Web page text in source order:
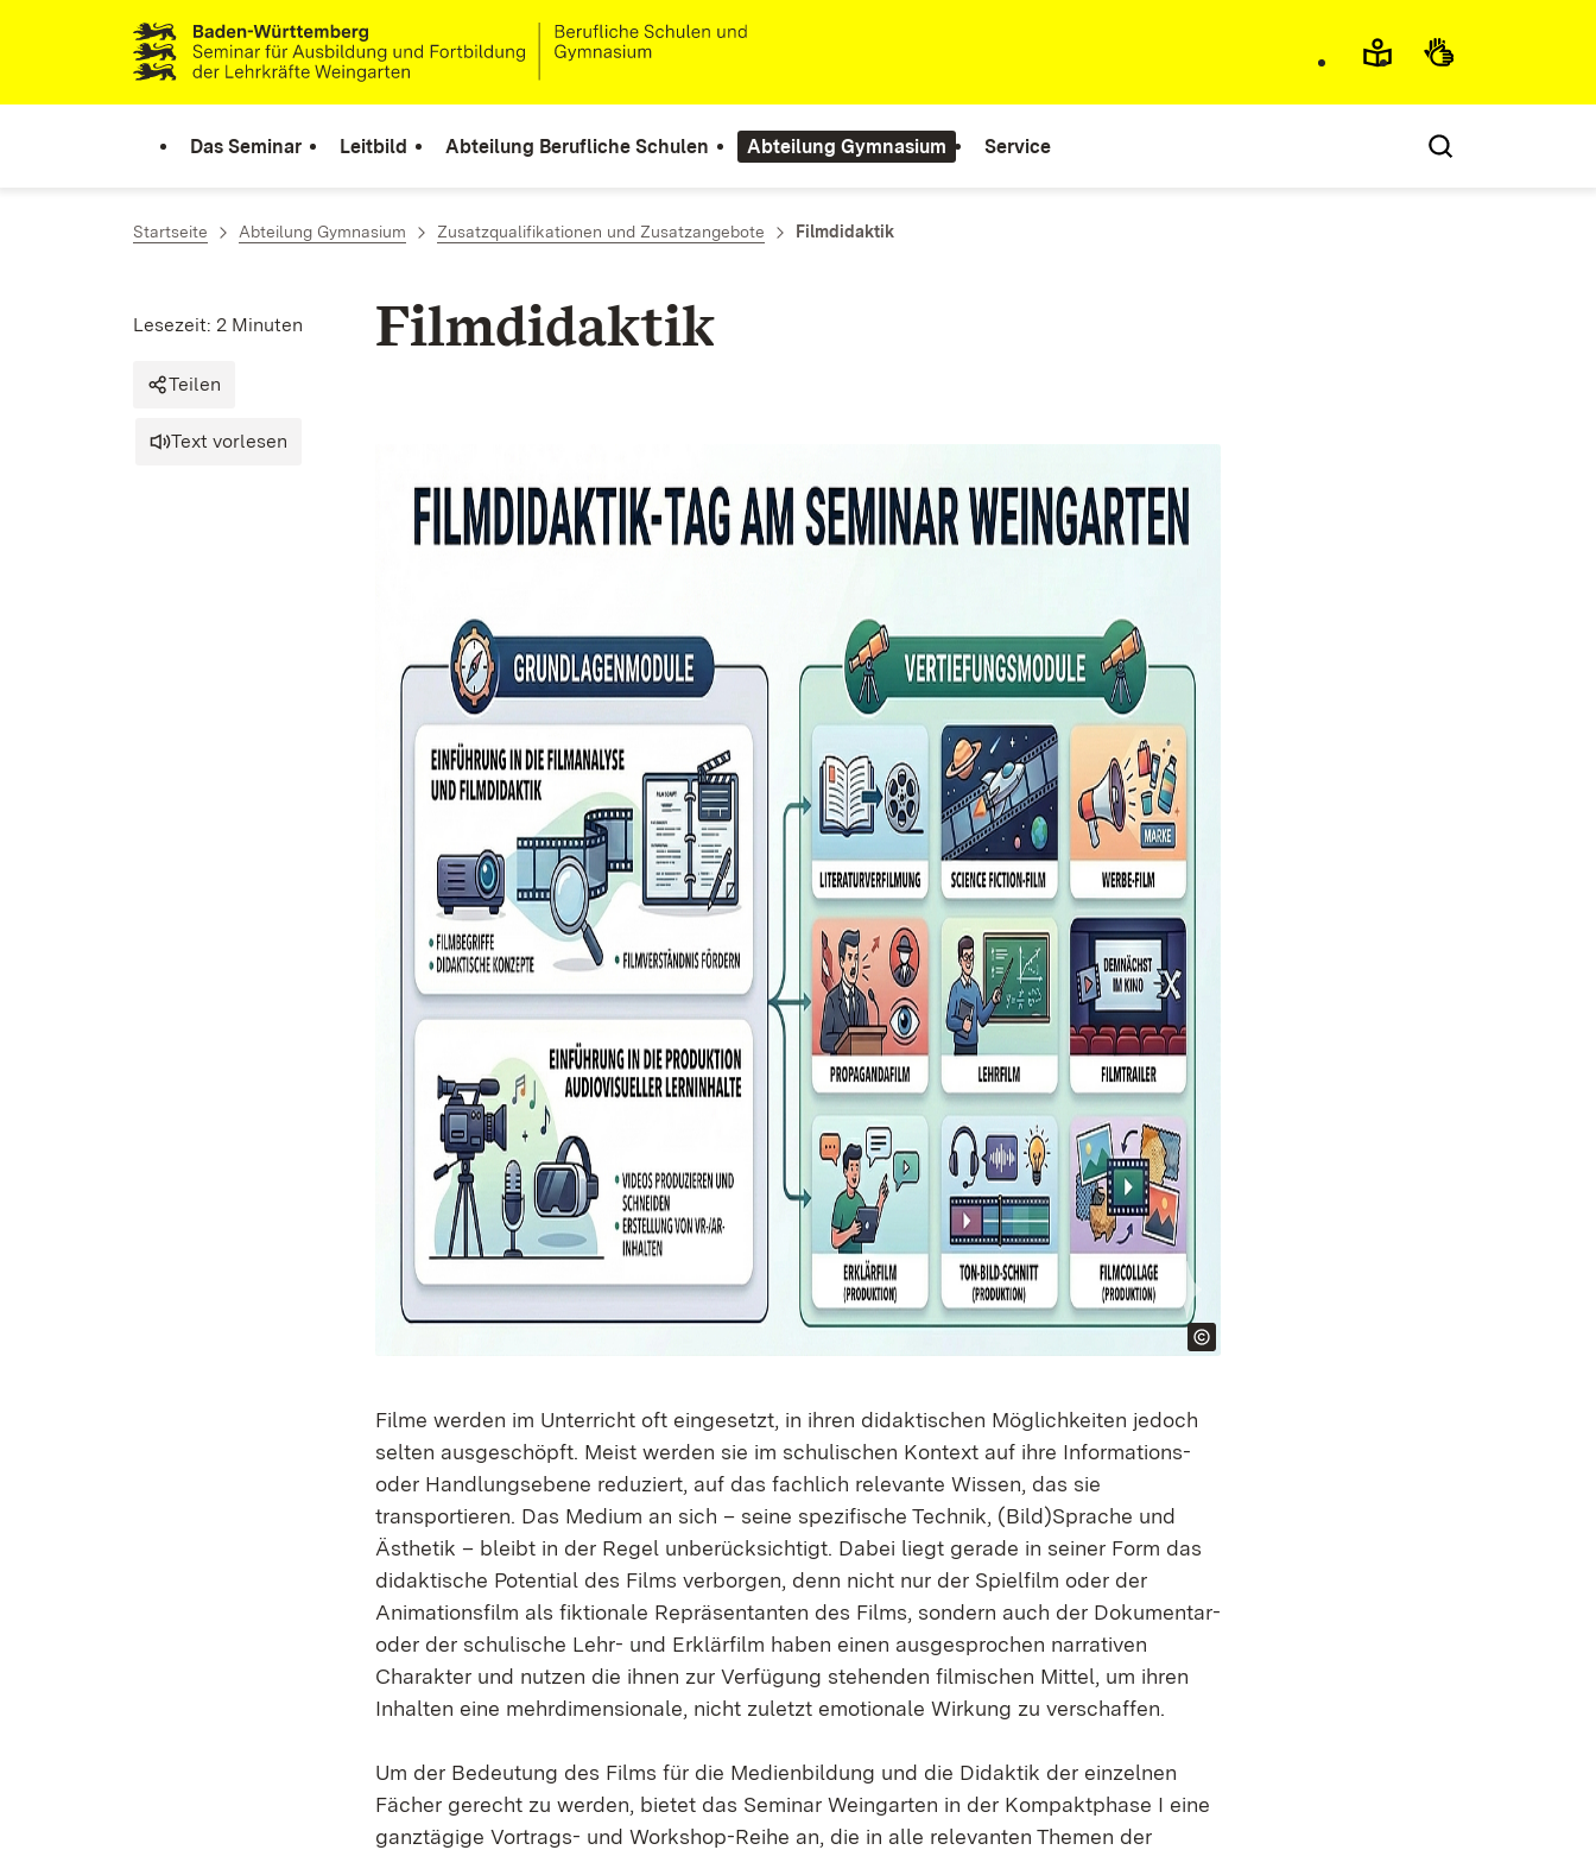
Zum Inhalt springen
Link zur Startseite
Das Seminar Leitbild Abteilung Berufliche Schulen Abteilung Gymnasium Service
Startseite Abteilung Gymnasium Zusatzqualifikationen und Zusatzangebote Filmdidaktik
Filmdidaktik
Lesezeit: 2 Minuten
Teilen
Text vorlesen
Filme werden im Unterricht oft eingesetzt, in ihren didaktischen Möglichkeiten jedoch
selten ausgeschöpft. Meist werden sie im schulischen Kontext auf ihre Informations-
oder Handlungsebene reduziert, auf das fachlich relevante Wissen, das sie
transportieren. Das Medium an sich – seine spezifische Technik, (Bild)Sprache und
Ästhetik – bleibt in der Regel unberücksichtigt. Dabei liegt gerade in seiner Form das
didaktische Potential des Films verborgen, denn nicht nur der Spielfilm oder der
Animationsfilm als fiktionale Repräsentanten des Films, sondern auch der Dokumentar-
oder der schulische Lehr- und Erklärfilm haben einen ausgesprochen narrativen
Charakter und nutzen die ihnen zur Verfügung stehenden filmischen Mittel, um ihren
Inhalten eine mehrdimensionale, nicht zuletzt emotionale Wirkung zu verschaffen.
Um der Bedeutung des Films für die Medienbildung und die Didaktik der einzelnen
Fächer gerecht zu werden, bietet das Seminar Weingarten in der Kompaktphase I eine
ganztägige Vortrags- und Workshop-Reihe an, die in alle relevanten Themen der